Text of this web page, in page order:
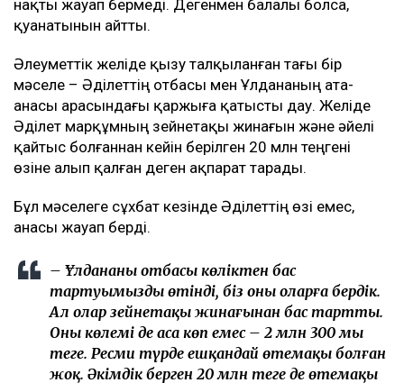
нақты жауап бермеді. Дегенмен балалы болса,
қуанатынын айтты.
Әлеуметтік желіде қызу талқыланған тағы бір
мәселе – Әділеттің отбасы мен Ұлдананың ата-
анасы арасындағы қаржыға қатысты дау. Желіде
Әділет марқұмның зейнетақы жинағын және әйелі
қайтыс болғаннан кейін берілген 20 млн теңгені
өзіне алып қалған деген ақпарат тарады.
Бұл мәселеге сұхбат кезінде Әділеттің өзі емес,
анасы жауап берді.
– Ұлдананың отбасы көліктен бас
тартуымызды өтінді, біз оны оларға бердік.
Ал олар зейнетақы жинағынан бас тартты.
Оның көлемі де аса көп емес – 2 млн 300 мың
теңге. Ресми түрде ешқандай өтемақы болған
жоқ. Әкімдік берген 20 млн теңге де өтемақы